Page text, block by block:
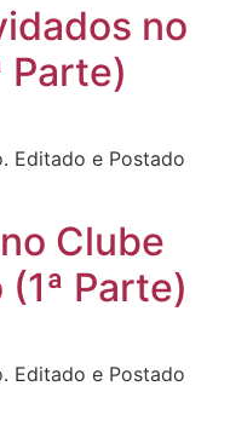
no
Parte)
Editado e Postado
Clube
Parte)
Editado e Postado